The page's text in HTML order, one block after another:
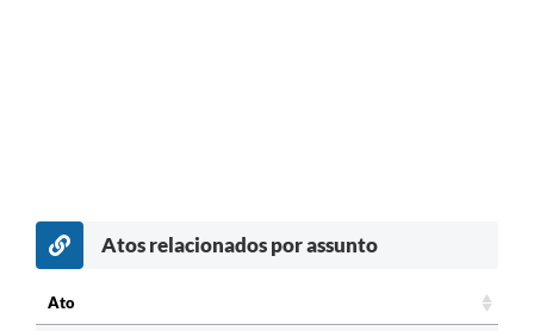
Atos relacionados por assunto
Ato